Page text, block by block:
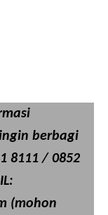
berbagi
8111 / 0852
(mohon